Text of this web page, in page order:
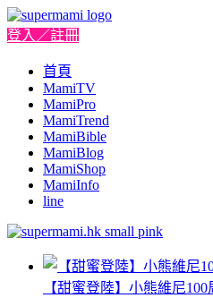
登入／註冊
首頁
MamiTV
MamiPro
MamiTrend
MamiBible
MamiBlog
MamiShop
MamiInfo
line
【甜蜜登陸】小熊維尼